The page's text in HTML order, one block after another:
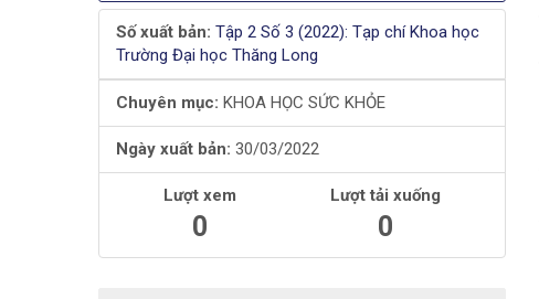
bên
bài
viết
Số xuất bản: Tập 2 Số 3 (2022): Tạp chí Khoa học
Trường Đại học Thăng Long
Chuyên mục: KHOA HỌC SỨC KHỎE
Ngày xuất bản: 30/03/2022
Lượt xem
0
Lượt tải xuống
0